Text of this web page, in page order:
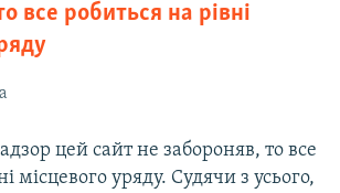
все робиться на рівні
цей сайт не забороняв, то все
місцевого уряду. Судячи з усього,